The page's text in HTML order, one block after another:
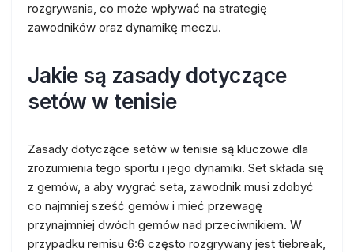
rozgrywania, co może wpływać na strategię
zawodników oraz dynamikę meczu.
Jakie są zasady dotyczące
setów w tenisie
Zasady dotyczące setów w tenisie są kluczowe dla
zrozumienia tego sportu i jego dynamiki. Set składa się
z gemów, a aby wygrać seta, zawodnik musi zdobyć
co najmniej sześć gemów i mieć przewagę
przynajmniej dwóch gemów nad przeciwnikiem. W
przypadku remisu 6:6 często rozgrywany jest tiebreak,